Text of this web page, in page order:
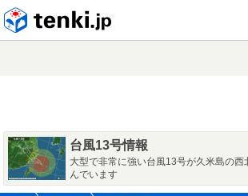
台風13号情報
大型で非常に強い台風13号が久米島の
んでいます